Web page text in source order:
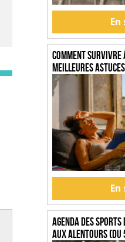
Comment survivre
meilleures
Agenda des
aux alentours (du